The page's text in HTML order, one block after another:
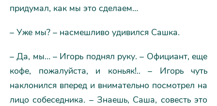
придумал, как мы это сделаем…
– Уже мы? – насмешливо удивился Сашка.
– Да, мы… – Игорь поднял руку. – Официант, еще
кофе, пожалуйста, и коньяк!.. – Игорь чуть
наклонился вперед и внимательно посмотрел на
лицо собеседника. – Знаешь, Саша, совесть это